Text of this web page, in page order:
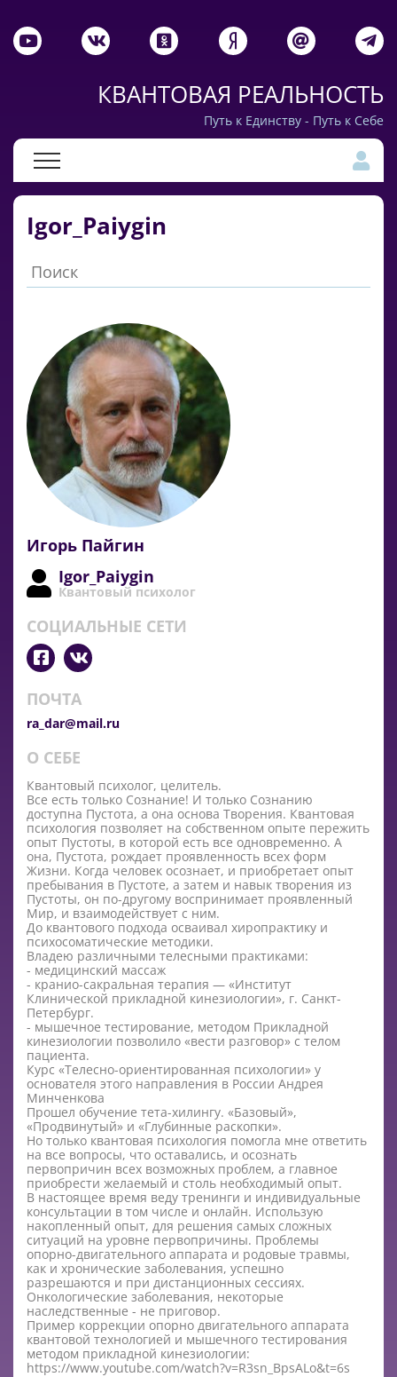
КВАНТОВАЯ РЕАЛЬНОСТЬ
Путь к Единству - Путь к Себе
Igor_Paiygin
Игорь Пайгин
Igor_Paiygin
Квантовый психолог
СОЦИАЛЬНЫЕ СЕТИ
ПОЧТА
ra_dar@mail.ru
О СЕБЕ
Квантовый психолог, целитель.
Все есть только Сознание! И только Сознанию
доступна Пустота, а она основа Творения. Квантовая
психология позволяет на собственном опыте пережить
опыт Пустоты, в которой есть все одновременно. А
она, Пустота, рождает проявленность всех форм
Жизни. Когда человек осознает, и приобретает опыт
пребывания в Пустоте, а затем и навык творения из
Пустоты, он по-другому воспринимает проявленный
Мир, и взаимодействует с ним.
До квантового подхода осваивал хиропрактику и
психосоматические методики.
Владею различными телесными практиками:
- медицинский массаж
- кранио-сакральная терапия — «Институт
Клинической прикладной кинезиологии», г. Санкт-
Петербург.
- мышечное тестирование, методом Прикладной
кинезиологии позволило «вести разговор» с телом
пациента.
Курс «Телесно-ориентированная психологии» у
основателя этого направления в России Андрея
Минченкова
Прошел обучение тета-хилингу. «Базовый»,
«Продвинутый» и «Глубинные раскопки».
Но только квантовая психология помогла мне ответить
на все вопросы, что оставались, и осознать
первопричин всех возможных проблем, а главное
приобрести желаемый и столь необходимый опыт.
В настоящее время веду тренинги и индивидуальные
консультации в том числе и онлайн. Использую
накопленный опыт, для решения самых сложных
ситуаций на уровне первопричины. Проблемы
опорно-двигательного аппарата и родовые травмы,
как и хронические заболевания, успешно
разрешаются и при дистанционных сессиях.
Онкологические заболевания, некоторые
наследственные - не приговор.
Пример коррекции опорно двигательного аппарата
квантовой технологией и мышечного тестирования
методом прикладной кинезиологии:
https://www.youtube.com/watch?v=R3sn_BpsALo&t=6s